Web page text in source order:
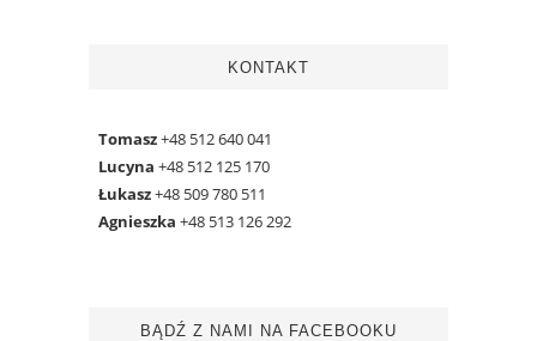
KONTAKT
Tomasz+48 512 640 041
Lucyna +48 512 125 170
Łukasz+48 509 780 511
Agnieszka +48 513 126 292
BĄDŹ Z NAMI NA FACEBOOKU